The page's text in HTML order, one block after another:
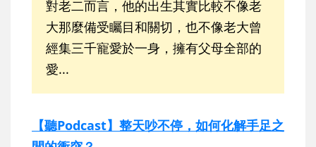
對老二而言，他的出生其實比較不像老
大那麼備受矚目和關切，也不像老大曾
經集三千寵愛於一身，擁有父母全部的
愛...
【聽Podcast】整天吵不停，如何化解手足之